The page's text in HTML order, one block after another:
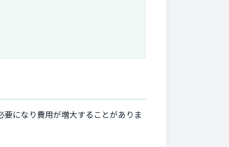
になり費用が増大することがありま